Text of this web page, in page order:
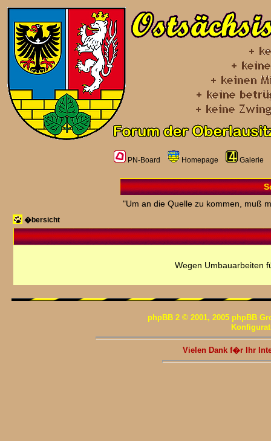
PN-Board Homepage Galerie
"Um an die Quelle zu kommen, muß
�bersicht
Wegen Umbauarbeiten
phpBB 2 © 2001, 2005 phpBB
Vielen Dank f�r Ihr